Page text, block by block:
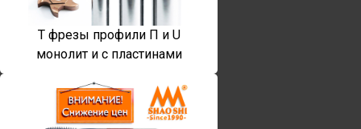
T фрезы профили П и U
монолит и с пластинами